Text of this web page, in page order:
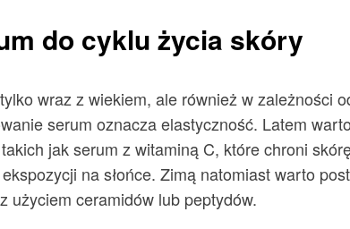
do cyklu życia skóry
wraz z wiekiem, ale również w zależności
serum oznacza elastyczność. Latem
jak serum z witaminą C, które chroni
na słońce. Zimą natomiast warto
użyciem ceramidów lub peptydów.